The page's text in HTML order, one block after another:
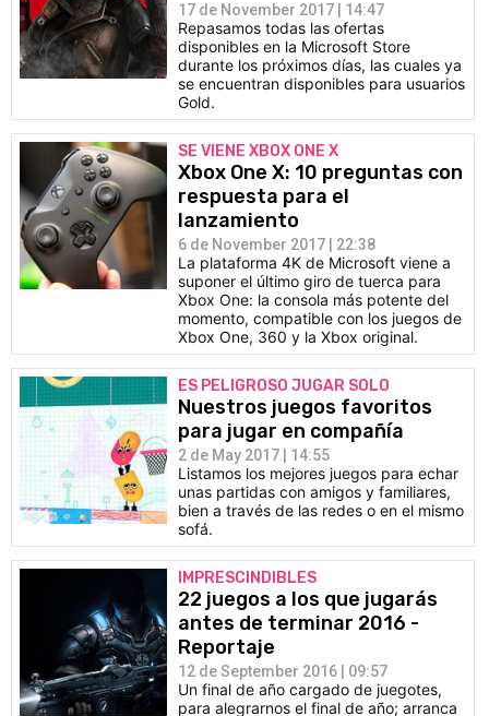
17 de November 2017 | 14:47
Repasamos todas las ofertas
disponibles en la Microsoft Store
durante los próximos días, las cuales ya
se encuentran disponibles para usuarios
Gold.
SE VIENE XBOX ONE X
Xbox One X: 10 preguntas con
respuesta para el
lanzamiento
6 de November 2017 | 22:38
La plataforma 4K de Microsoft viene a
suponer el último giro de tuerca para
Xbox One: la consola más potente del
momento, compatible con los juegos de
Xbox One, 360 y la Xbox original.
ES PELIGROSO JUGAR SOLO
Nuestros juegos favoritos
para jugar en compañía
2 de May 2017 | 14:55
Listamos los mejores juegos para echar
unas partidas con amigos y familiares,
bien a través de las redes o en el mismo
sofá.
IMPRESCINDIBLES
22 juegos a los que jugarás
antes de terminar 2016 -
Reportaje
12 de September 2016 | 09:57
Un final de año cargado de juegotes,
para alegrarnos el final de año; arranca